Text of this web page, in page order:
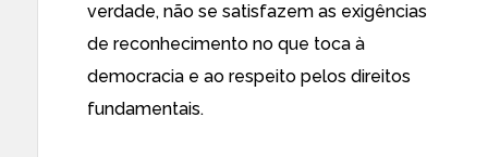
verdade, não se satisfazem as exigências
de reconhecimento no que toca à
democracia e ao respeito pelos direitos
fundamentais.